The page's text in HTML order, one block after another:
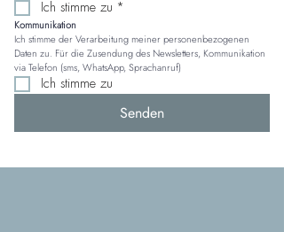
Ich stimme zu *
Kommunikation
Ich stimme der Verarbeitung meiner personenbezogenen
Daten zu. Für die Zusendung des Newsletters, Kommunikation
via Telefon (sms, WhatsApp, Sprachanruf)
Ich stimme zu
Senden